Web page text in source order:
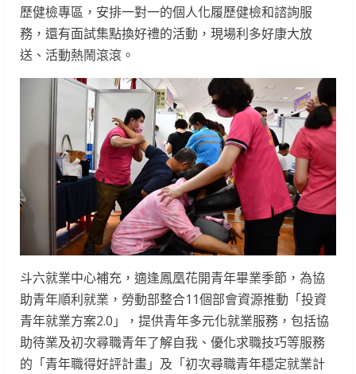
歷健檢專區，安排一對一的個人化履歷健檢和諮詢服
務，還有面試集點換好禮的活動，現場利多好康大放
送、活動熱鬧滾滾。
斗六就業中心補充，適逢鳳凰花開青年畢業季節，為協
助青年順利就業，勞動部整合11個部會資源推動「投資
青年就業方案2.0」，提供青年多元化就業服務，包括協
助待業及初次尋職青年了解自我、優化求職技巧等服務
的「青年職得好評計畫」及「初次尋職青年穩定就業計